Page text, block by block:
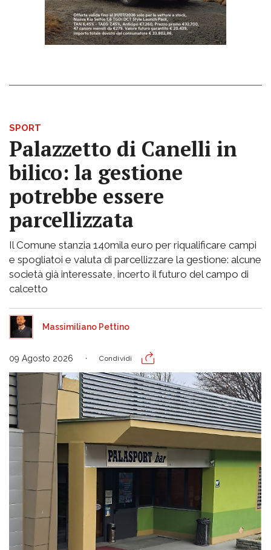
SPORT
Palazzetto di Canelli in
bilico: la gestione
potrebbe essere
parcellizzata
Il Comune stanzia 140mila euro per riqualificare campi
e spogliatoi e valuta di parcellizzare la gestione: alcune
società già interessate, incerto il futuro del campo di
calcetto
Massimiliano Pettino
09 Agosto 2026 Condividi